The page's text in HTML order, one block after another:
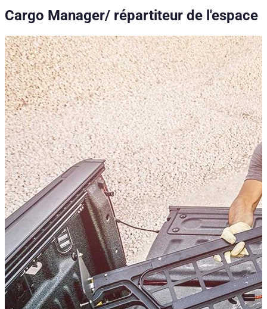
Marque : Road Ranger® |
Caractéristiques techniques
Poids net:4kg
Poids brut:4kg
Variantes de configuration:1
Prix à partir de:350,30€TTC
Compatibilité véhicule
Compatible avec
Isuzu D-MAX Baujahr ab 2004 - 2011 Double Cab
Kategorien
Accessoires de Pick-up
Systèmes de rangement et d'arrimage
Cargo Manager/ répartiteur de l'espace